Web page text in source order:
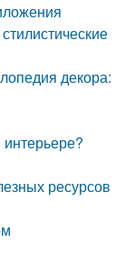
декора:
ресурсов